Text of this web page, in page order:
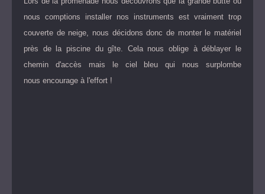
nous comptions installer nos instruments est vraiment trop
couverte de neige, nous décidons donc de monter le matériel
près de la piscine du gîte. Cela nous oblige à déblayer le
chemin d'accès mais le ciel bleu qui nous surplombe
nous encourage à l'effort !